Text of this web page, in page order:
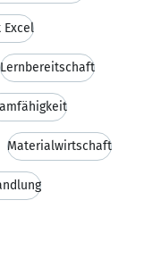
Lernbereitschaft
Materialwirtschaft